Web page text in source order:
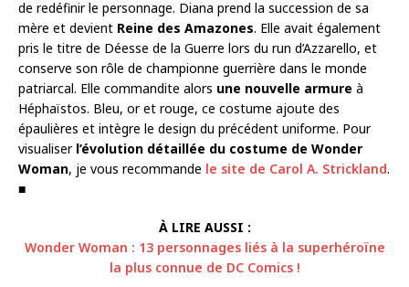
de redéfinir le personnage. Diana prend la succession de sa
mère et devient Reine des Amazones. Elle avait également
pris le titre de Déesse de la Guerre lors du run d’Azzarello, et
conserve son rôle de championne guerrière dans le monde
patriarcal. Elle commandite alors une nouvelle armure à
Héphaïstos. Bleu, or et rouge, ce costume ajoute des
épaulières et intègre le design du précédent uniforme. Pour
visualiser l’évolution détaillée du costume de Wonder
Woman, je vous recommande le site de Carol A. Strickland.
■
À LIRE AUSSI :
Wonder Woman : 13 personnages liés à la superhéroïne
la plus connue de DC Comics !